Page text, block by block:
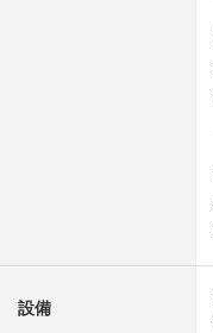
設備